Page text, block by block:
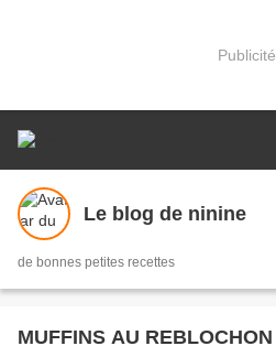
Publicité
Le blog de ninine
de bonnes petites recettes
MUFFINS AU REBLOCHON